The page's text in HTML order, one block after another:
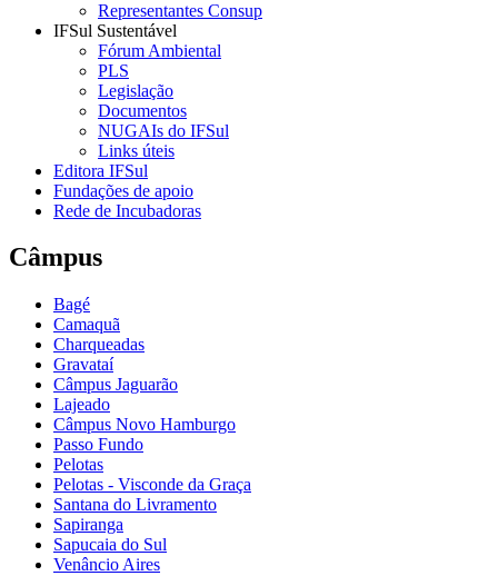
Representantes Consup
IFSul Sustentável
Fórum Ambiental
PLS
Legislação
Documentos
NUGAIs do IFSul
Links úteis
Editora IFSul
Fundações de apoio
Rede de Incubadoras
Câmpus
Bagé
Camaquã
Charqueadas
Gravataí
Câmpus Jaguarão
Lajeado
Câmpus Novo Hamburgo
Passo Fundo
Pelotas
Pelotas - Visconde da Graça
Santana do Livramento
Sapiranga
Sapucaia do Sul
Venâncio Aires